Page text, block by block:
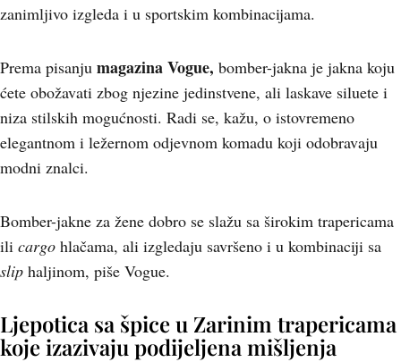
zanimljivo izgleda i u sportskim kombinacijama.
Prema pisanju magazina Vogue, bomber-jakna je jakna koju
ćete obožavati zbog njezine jedinstvene, ali laskave siluete i
niza stilskih mogućnosti. Radi se, kažu, o istovremeno
elegantnom i ležernom odjevnom komadu koji odobravaju
modni znalci.
Bomber-jakne za žene dobro se slažu sa širokim trapericama
ili cargo hlačama, ali izgledaju savršeno i u kombinaciji sa
slip haljinom, piše Vogue.
Ljepotica sa špice u Zarinim trapericama
koje izazivaju podijeljena mišljenja